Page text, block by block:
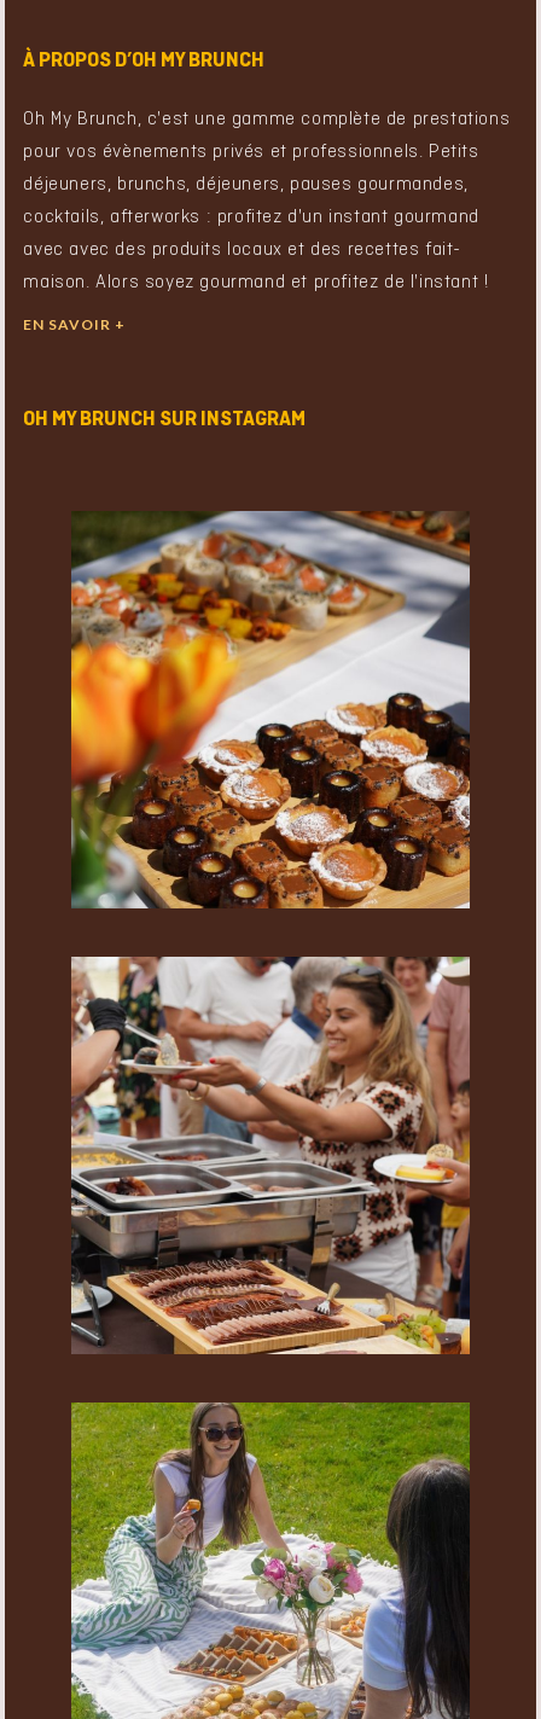
À PROPOS D’OH MY BRUNCH
Oh My Brunch, c'est une gamme complète de prestations
pour vos évènements privés et professionnels. Petits
déjeuners, brunchs, déjeuners, pauses gourmandes,
cocktails, afterworks : profitez d'un instant gourmand
avec avec des produits locaux et des recettes fait-
maison. Alors soyez gourmand et profitez de l'instant !
EN SAVOIR +
OH MY BRUNCH SUR INSTAGRAM